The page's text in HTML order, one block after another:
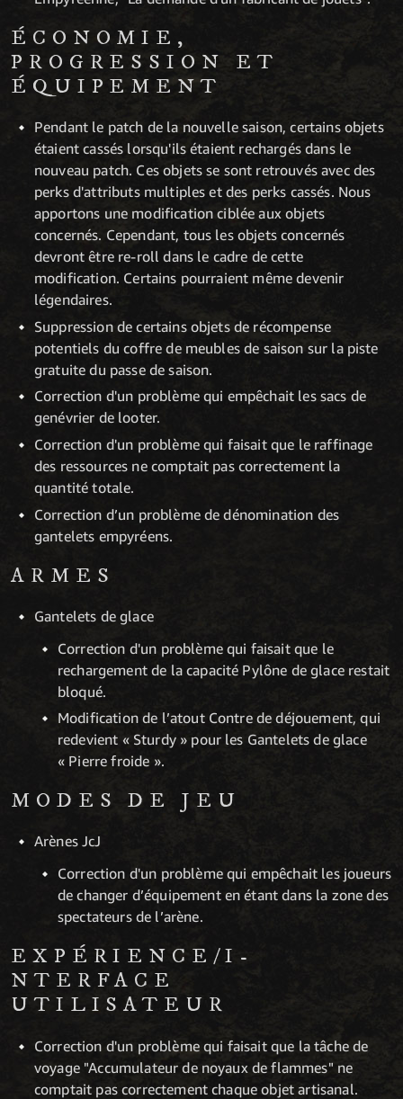
ÉCONOMIE,
PROGRESSION ET
ÉQUIPEMENT
Pendant le patch de la nouvelle saison, certains objets
étaient cassés lorsqu'ils étaient rechargés dans le
nouveau patch. Ces objets se sont retrouvés avec des
perks d'attributs multiples et des perks cassés. Nous
apportons une modification ciblée aux objets
concernés. Cependant, tous les objets concernés
devront être re-roll dans le cadre de cette
modification. Certains pourraient même devenir
légendaires.
Suppression de certains objets de récompense
potentiels du coffre de meubles de saison sur la piste
gratuite du passe de saison.
Correction d'un problème qui empêchait les sacs de
genévrier de looter.
Correction d'un problème qui faisait que le raffinage
des ressources ne comptait pas correctement la
quantité totale.
Correction d’un problème de dénomination des
gantelets empyréens.
ARMES
Gantelets de glace
Correction d'un problème qui faisait que le
rechargement de la capacité Pylône de glace restait
bloqué.
Modification de l’atout Contre de déjouement, qui
redevient « Sturdy » pour les Gantelets de glace
« Pierre froide ».
MODES DE JEU
Arènes JcJ
Correction d'un problème qui empêchait les joueurs
de changer d’équipement en étant dans la zone des
spectateurs de l’arène.
EXPÉRIENCE/I­
NTERFACE
UTILISATEUR
Correction d'un problème qui faisait que la tâche de
voyage "Accumulateur de noyaux de flammes" ne
comptait pas correctement chaque objet artisanal.